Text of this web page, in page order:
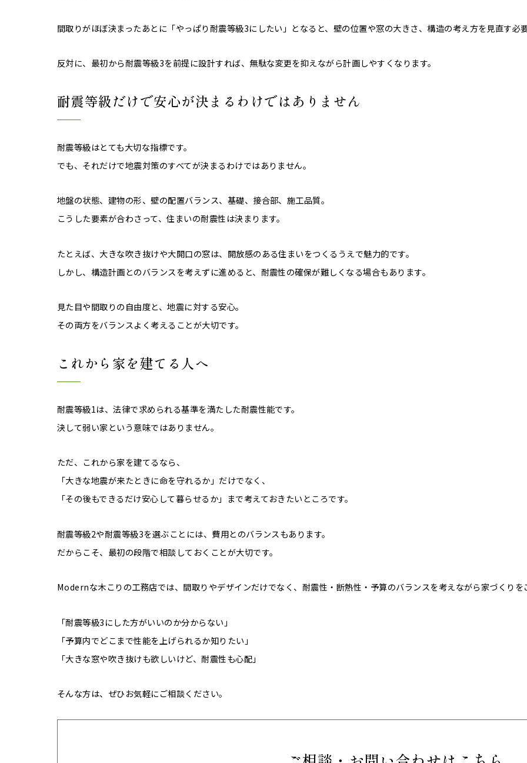
間取りがほぼ決まったあとに「やっぱり耐震等級3にしたい」となると、壁の位置や窓の大きさ、構造の考え方を見直す必
反対に、最初から耐震等級3を前提に設計すれば、無駄な変更を抑えながら計画しやすくなります。
耐震等級だけで安心が決まるわけではありません
耐震等級はとても大切な指標です。
でも、それだけで地震対策のすべてが決まるわけではありません。
地盤の状態、建物の形、壁の配置バランス、基礎、接合部、施工品質。
こうした要素が合わさって、住まいの耐震性は決まります。
たとえば、大きな吹き抜けや大開口の窓は、開放感のある住まいをつくるうえで魅力的です。
しかし、構造計画とのバランスを考えずに進めると、耐震性の確保が難しくなる場合もあります。
見た目や間取りの自由度と、地震に対する安心。
その両方をバランスよく考えることが大切です。
これから家を建てる人へ
耐震等級1は、法律で求められる基準を満たした耐震性能です。
決して弱い家という意味ではありません。
ただ、これから家を建てるなら、
「大きな地震が来たときに命を守れるか」だけでなく、
「その後もできるだけ安心して暮らせるか」まで考えておきたいところです。
耐震等級2や耐震等級3を選ぶことには、費用とのバランスもあります。
だからこそ、最初の段階で相談しておくことが大切です。
Modernな木こりの工務店では、間取りやデザインだけでなく、耐震性・断熱性・予算のバランスを考えながら家づくりを
「耐震等級3にした方がいいのか分からない」
「予算内でどこまで性能を上げられるか知りたい」
「大きな窓や吹き抜けも欲しいけど、耐震性も心配」
そんな方は、ぜひお気軽にご相談ください。